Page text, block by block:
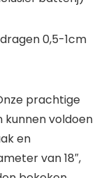
0,5-1cm
prachtige
kunnen voldoen
en
van 18″,